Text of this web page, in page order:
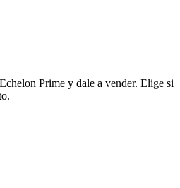
Prime y dale a vender. Elige si